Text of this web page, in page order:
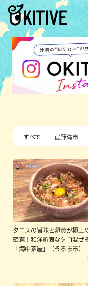
すべて 宜野湾市
タコスの旨味と卵黄が極上
密着！和洋折衷なタコ混ぜ
「海中茶屋」（うるま市）